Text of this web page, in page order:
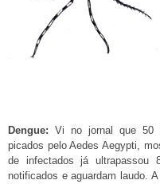
Dengue: Vi no jornal que 50
picados pelo Aedes Aegypti,
de infectados já ultrapassou
notificados e aguardam laudo.